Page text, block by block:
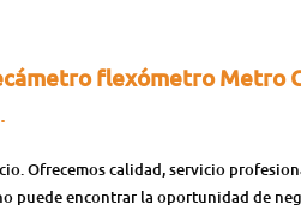
flexómetro Metro
Ofrecemos calidad, servicio
puede encontrar la oportunidad de